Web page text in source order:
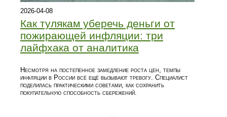
2026-04-08
Как тулякам уберечь деньги от
пожирающей инфляции: три
лайфхака от аналитика
Несмотря на постепенное замедление роста цен, темпы
инфляции в России всё ещё вызывают тревогу. Специалист
поделилась практическими советами, как сохранить
покупательную способность сбережений.